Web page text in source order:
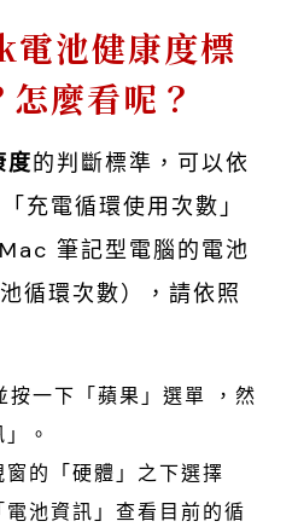
池健康度標
麼看呢？
度的判斷標準，可以依
充電循環使用次數」
筆記型電腦的電池
循環次數），請依照
一下「蘋果」選單 ，然
。
的「硬體」之下選擇
電池資訊」查看目前的循